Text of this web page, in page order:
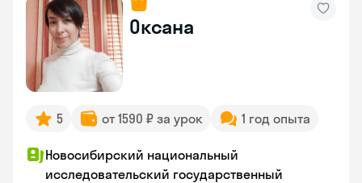
Оксана
5 от 1590 ₽ за урок 1 год опыта
Новосибирский национальный
исследовательский государственный